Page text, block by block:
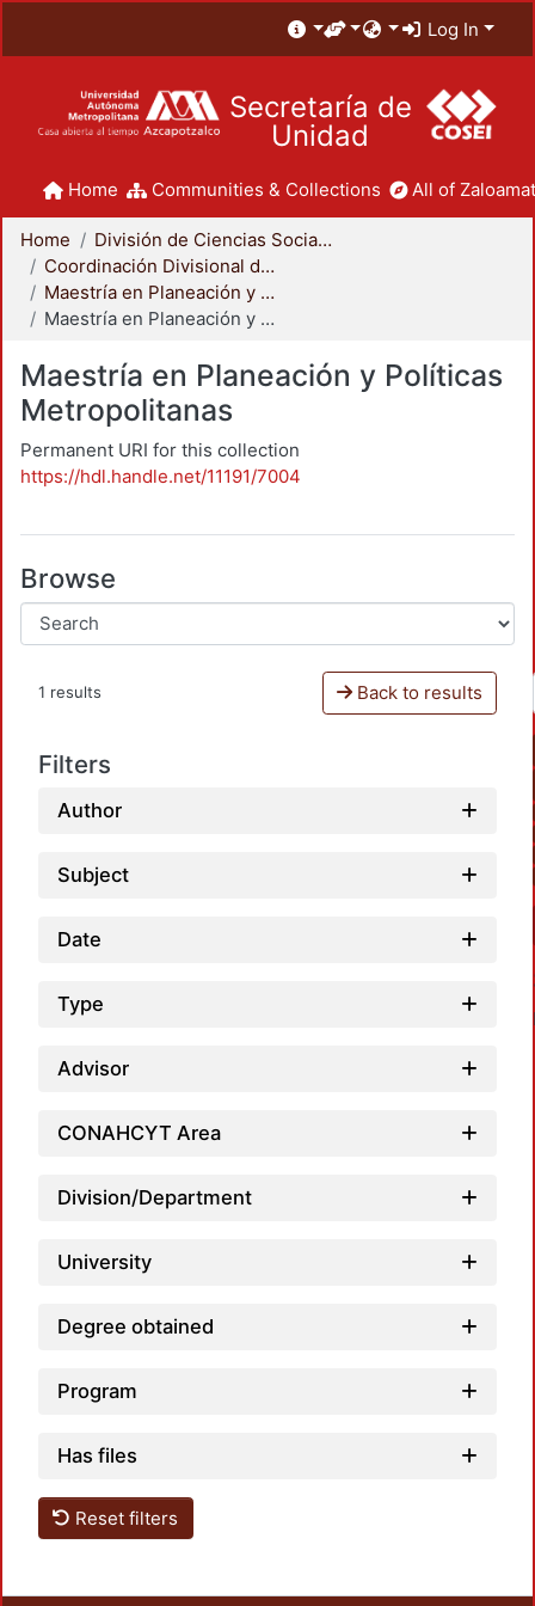
Log In
Secretaría de
Unidad
Home Communities & Collections All of
Home
División de Ciencias Sociales y Humanidades
Coordinación Divisional de Posgrado
Maestría en Planeación y Políticas Metropolitanas
Maestría en Planeación y Políticas Metropolitanas
Maestría en Planeación y Políticas
Metropolitanas
Permanent URI for this collection
https://hdl.handle.net/11191/7004
Browse
1 results Back to results
Filters
Author
Subject
Date
Type
Advisor
CONAHCYT Area
Division/Department
University
Degree obtained
Program
Has files
Reset filters